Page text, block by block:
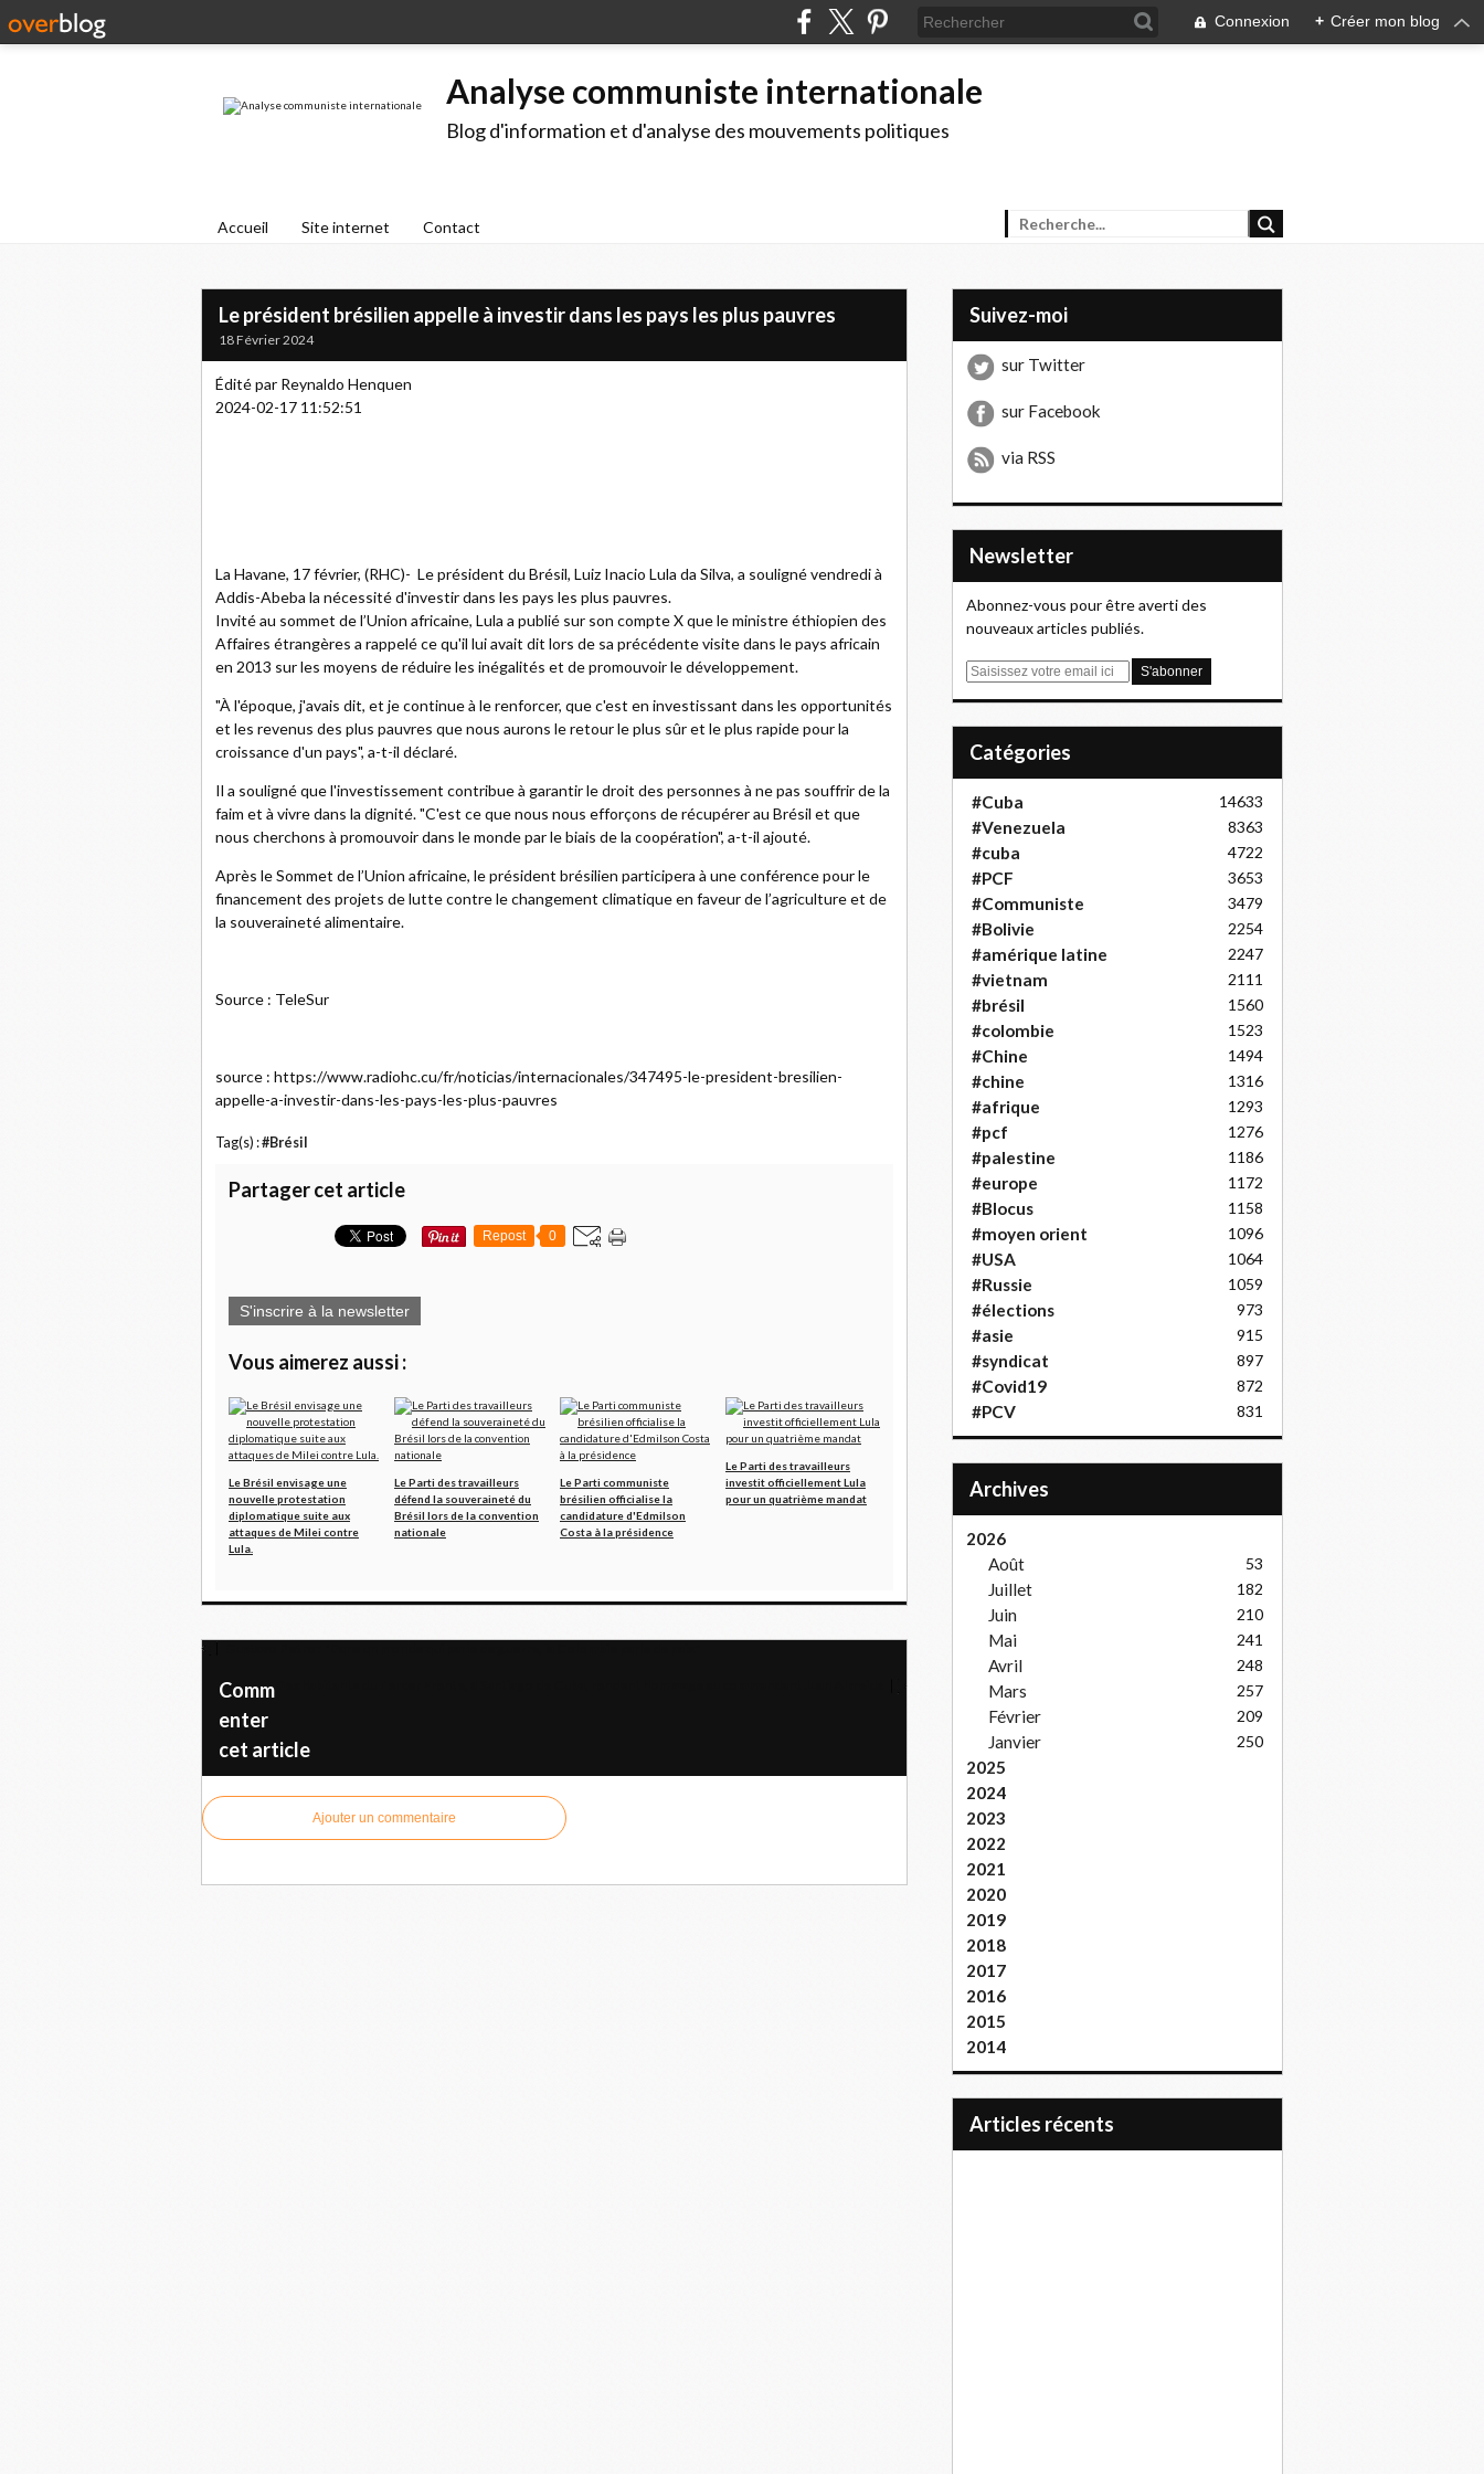
Connexion + Créer mon blog
Analyse communiste internationale
Blog d'information et d'analyse des mouvements politiques
Accueil Site internet Contact
Le président brésilien appelle à investir dans les pays les plus pauvres
18 Février 2024
Édité par Reynaldo Henquen
2024-02-17 11:52:51
La Havane, 17 février, (RHC)- Le président du Brésil, Luiz Inacio Lula da Silva, a souligné vendredi à
Addis-Abeba la nécessité d'investir dans les pays les plus pauvres.
Invité au sommet de l’Union africaine, Lula a publié sur son compte X que le ministre éthiopien des
Affaires étrangères a rappelé ce qu'il lui avait dit lors de sa précédente visite dans le pays africain
en 2013 sur les moyens de réduire les inégalités et de promouvoir le développement.
"À l'époque, j'avais dit, et je continue à le renforcer, que c'est en investissant dans les opportunités
et les revenus des plus pauvres que nous aurons le retour le plus sûr et le plus rapide pour la
croissance d'un pays", a-t-il déclaré.
Il a souligné que l'investissement contribue à garantir le droit des personnes à ne pas souffrir de la
faim et à vivre dans la dignité. "C'est ce que nous nous efforçons de récupérer au Brésil et que
nous cherchons à promouvoir dans le monde par le biais de la coopération", a-t-il ajouté.
Après le Sommet de l’Union africaine, le président brésilien participera à une conférence pour le
financement des projets de lutte contre le changement climatique en faveur de l’agriculture et de
la souveraineté alimentaire.
Source : TeleSur
source : https://www.radiohc.cu/fr/noticias/internacionales/347495-le-president-bresilien-
appelle-a-investir-dans-les-pays-les-plus-pauvres
Tag(s) :#Brésil
Partager cet article
Repost 0
S'inscrire à la newsletter
Vous aimerez aussi :
Le Brésil envisage une
nouvelle protestation
diplomatique suite aux
attaques de Milei contre
Lula.
Le Parti des travailleurs
défend la souveraineté du
Brésil lors de la convention
nationale
Le Parti communiste
brésilien officialise la
candidature d'Edmilson
Costa à la présidence
Le Parti des travailleurs
investit officiellement Lula
pour un quatrième mandat
Comm
enter
cet article
Ajouter un commentaire
Suivez-moi
sur Twitter
sur Facebook
via RSS
Newsletter
Abonnez-vous pour être averti des
nouveaux articles publiés.
E
Catégories
#Cuba 14633
#Venezuela 8363
#cuba 4722
#PCF 3653
#Communiste 3479
#Bolivie 2254
#amérique latine 2247
#vietnam 2111
#brésil 1560
#colombie 1523
#Chine 1494
#chine 1316
#afrique 1293
#pcf 1276
#palestine 1186
#europe 1172
#Blocus 1158
#moyen orient 1096
#USA 1064
#Russie 1059
#élections 973
#asie 915
#syndicat 897
#Covid19 872
#PCV 831
Archives
2026
Août
53
Juillet 182
Juin 210
Mai 241
Avril 248
Mars 257
Février 209
Janvier 250
2025
2024
2023
2022
2021
2020
2019
2018
2017
2016
2015
2014
articles récents